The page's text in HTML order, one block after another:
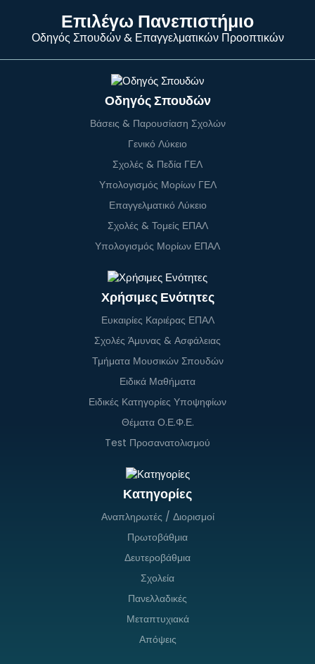
Επιλέγω Πανεπιστήμιο
Οδηγός Σπουδών & Επαγγελματικών Προοπτικών
Οδηγός Σπουδών
Βάσεις & Παρουσίαση Σχολών
Γενικό Λύκειο
Σχολές & Πεδία ΓΕΛ
Υπολογισμός Μορίων ΓΕΛ
Επαγγελματικό Λύκειο
Σχολές & Τομείς ΕΠΑΛ
Υπολογισμός Μορίων ΕΠΑΛ
Χρήσιμες Ενότητες
Ευκαιρίες Καριέρας ΕΠΑΛ
Σχολές Άμυνας & Ασφάλειας
Τμήματα Μουσικών Σπουδών
Ειδικά Μαθήματα
Ειδικές Κατηγορίες Υποψηφίων
Θέματα Ο.Ε.Φ.Ε.
Test Προσανατολισμού
Κατηγορίες
Αναπληρωτές / Διορισμοί
Πρωτοβάθμια
Δευτεροβάθμια
Σχολεία
Πανελλαδικές
Μεταπτυχιακά
Απόψεις